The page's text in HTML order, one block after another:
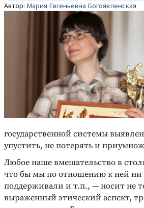
Автор: Мария Евгеньевна Богоявленская
государственной системы
упустить, не потерять и
Любое наше вмешательство в
что бы мы по отношению к ней ни
поддерживали и т.п., — носит не
выраженный этический аспект,